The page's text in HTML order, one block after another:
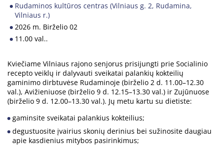
Rudaminos kultūros centras (Vilniaus g. 2, Rudamina,
Vilniaus r.)
2026 m. Birželio 02
11.00 val..
Kviečiame Vilniaus rajono senjorus prisijungti prie Socialinio
recepto veiklų ir dalyvauti sveikatai palankių kokteilių
gaminimo dirbtuvėse Rudaminoje (birželio 2 d. 11.00–12.30
val.), Avižieniuose (birželio 9 d. 12.15–13.30 val.) ir Zujūnuose
(birželio 9 d. 12.00–13.30 val.). Jų metu kartu su dietiste:
gaminsite sveikatai palankius kokteilius;
degustuosite įvairius skonių derinius bei sužinosite daugiau
apie kasdienius mitybos pasirinkimus;